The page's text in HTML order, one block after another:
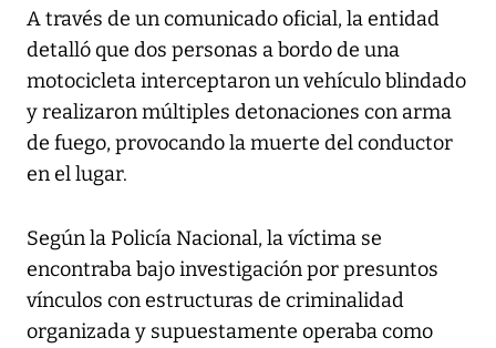
A través de un comunicado oficial, la entidad
detalló que dos personas a bordo de una
motocicleta interceptaron un vehículo blindado
y realizaron múltiples detonaciones con arma
de fuego, provocando la muerte del conductor
en el lugar.
Según la Policía Nacional, la víctima se
encontraba bajo investigación por presuntos
vínculos con estructuras de criminalidad
organizada y supuestamente operaba como